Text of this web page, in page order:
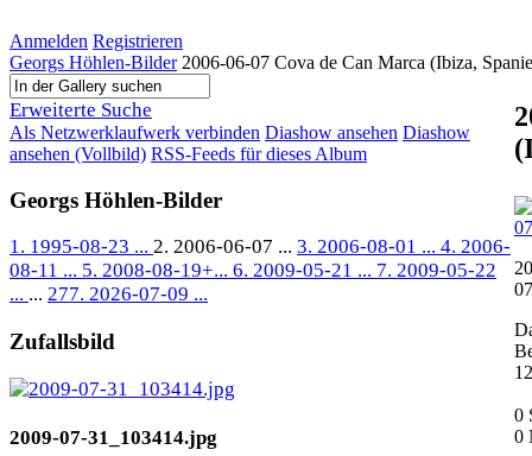
Anmelden Registrieren
Georgs Höhlen-Bilder 2006-06-07 Cova de Can Marca (Ibiza,
Erweiterte Suche
Als Netzwerklaufwerk verbinden Diashow ansehen Diashow
ansehen (Vollbild) RSS-Feeds für dieses Album
Georgs Höhlen-Bilder
1. 1995-08-23 ... 2. 2006-06-07 ... 3. 2006-08-01 ... 4. 2006-
08-11 ... 5. 2008-08-19+... 6. 2009-05-21 ... 7. 2009-05-22
... ... 277. 2026-07-09 ...
Zufallsbild
2009-07-31_103414.jpg
0
0